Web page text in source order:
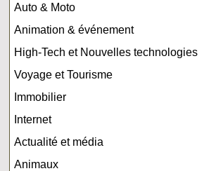
Auto & Moto
Animation & événement
High-Tech et Nouvelles technologies
Voyage et Tourisme
Immobilier
Internet
Actualité et média
Animaux